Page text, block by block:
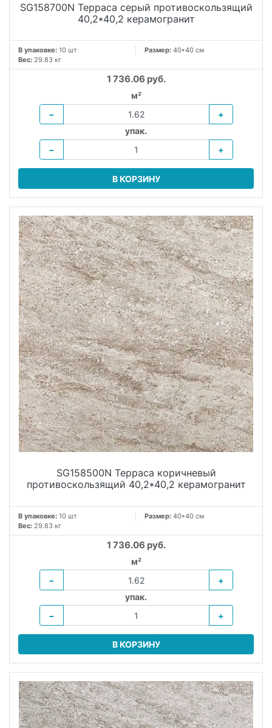
SG158700N Терраса серый противоскользящий
40,2*40,2 керамогранит
В упаковке: 10 шт Размер: 40*40 см
Вес: 29.83 кг
1 736.06 руб.
м²
−
+
упак.
−
+
В КОРЗИНУ
SG158500N Терраса коричневый
противоскользящий 40,2*40,2 керамогранит
В упаковке: 10 шт Размер: 40*40 см
Вес: 29.83 кг
1 736.06 руб.
м²
−
+
упак.
−
+
В КОРЗИНУ